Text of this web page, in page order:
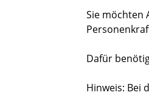
Sie möchten
Dafür
Hinweis: Bei